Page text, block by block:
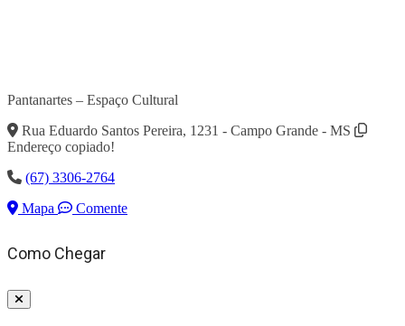
Pantanartes – Espaço Cultural
Rua Eduardo Santos Pereira, 1231 - Campo Grande - MS
Endereço copiado!
(67) 3306-2764
Mapa
Comente
Como Chegar